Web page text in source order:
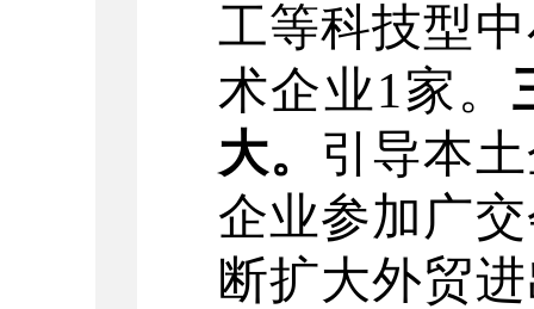
工等科技型
术企业1家。
大。 引导本
企业参加广
断扩大外贸